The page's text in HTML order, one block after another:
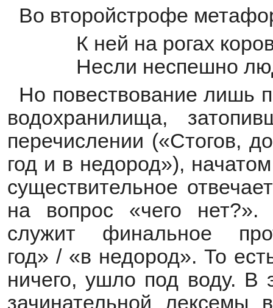
Во второйстрофе
К ней на рогах
Несли неспешно
Но повествование лишь
водохранилища,
перечислении («Стогов,
год и в недород»),
существительное
на вопрос «чего нет?».
служит финальное
год» / «в недород». То
ничего, ушло под воду. В
зачинательной